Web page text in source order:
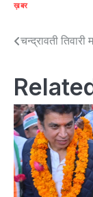
ख़बर
Post
चन्द्रावती